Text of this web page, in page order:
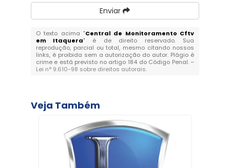
Enviar
O texto acima "Central de Monitoramento Cftv
em Itaquera" é de direito reservado. Sua
reprodução, parcial ou total, mesmo citando nossos
links, é proibida sem a autorização do autor. Plágio é
crime e está previsto no artigo 184 do Código Penal. –
Lei n° 9.610-98 sobre direitos autorais.
Veja Também